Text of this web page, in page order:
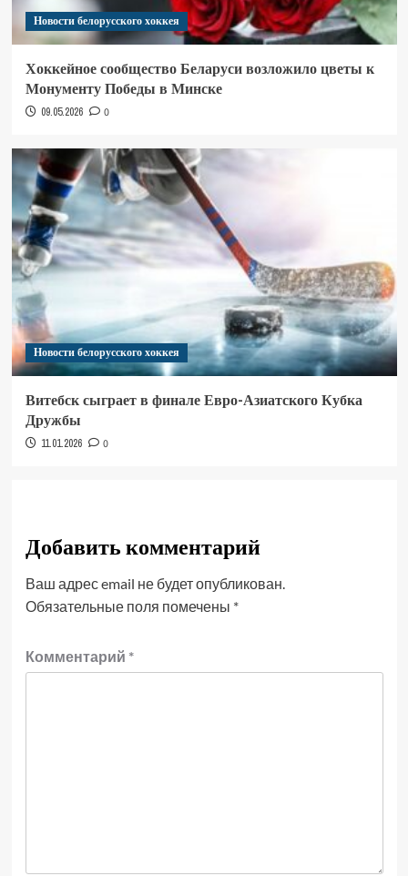
Новости белорусского хоккея
Хоккейное сообщество Беларуси возложило цветы к
Монументу Победы в Минске
09.05.2026 0
Новости белорусского хоккея
Витебск сыграет в финале Евро-Азиатского Кубка
Дружбы
11.01.2026 0
Добавить комментарий
Ваш адрес email не будет опубликован.
Обязательные поля помечены *
Комментарий *